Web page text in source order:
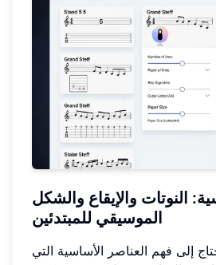
النوتات والإيقاع والشكل
الموسيقي للمبتدئين
إلى فهم العناصر الأساسية التي